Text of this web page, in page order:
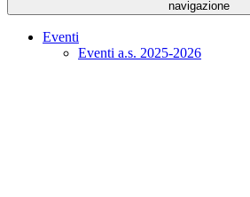
navigazione
Eventi
Eventi a.s. 2025-2026